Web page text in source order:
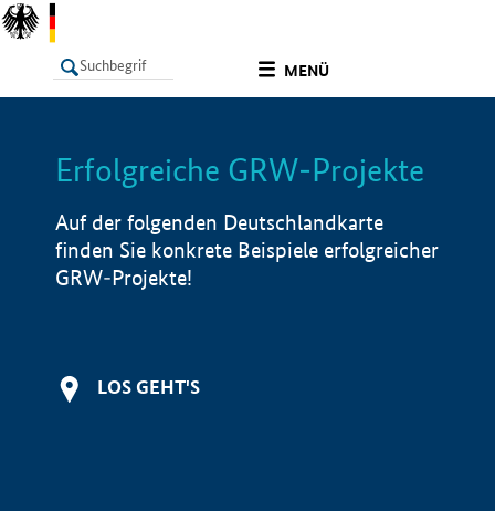
MENÜ
LISTE Info
Erfolgreiche GRW-Projekte
Auf der folgenden Deutschlandkarte
finden Sie konkrete Beispiele erfolgreicher
GRW-Projekte!
LOS GEHT'S